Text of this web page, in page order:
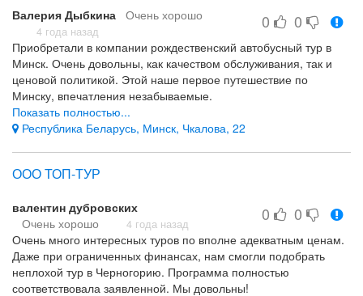
пока люди не успели понять куда и в чьи руки они попали.
А попали они в автобус без всего – не было ни кондиционера,
ни Wi-Fi, ни розеток, ни столиков, ни сеток на спинках, ни
подножек, ни регулировки кресел по ширине, даже механизм
наклона спинок (к слову, единственная опция нашего
автобуса) - и тот работал через раз и не у всех. Одному из
пассажиров прямо на сиденье капала через крышу вода – РГ
была невозмутима, даже подошла к нему только со второго
раза.
платите». Хамит и держит себя крайне самоуверенно и
невозмутимо, прикрывая этим свою полную
некомпетентность.
Водитель – по манерам на одном уровне с РГ. Хамил – на
просьбу включить холодный обдув ответил: «А может ещё
Валерия Дыбкина Очень хорошо
4 года назад 0 0
Приобретали в компании рождественский автобусный тур в
Минск. Очень довольны, как качеством обслуживания, так и
ценовой политикой. Этой наше первое путешествие по
Минску, впечатления незабываемые.
Организация, стоимость
Не выявила
Показать полностью...
Республика Беларусь, Минск, Чкалова, 22
ООО ТОП-ТУР
валентин дубровских
Очень хорошо
4 года назад 0 0
Очень много интересных туров по вполне адекватным ценам.
Даже при ограниченных финансах, нам смогли подобрать
неплохой тур в Черногорию. Программа полностью
соответствовала заявленной. Мы довольны!